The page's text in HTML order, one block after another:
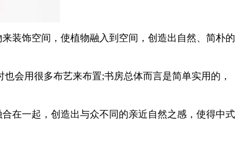
装饰空间，使植物融入到空间，创造出自然、简朴的
会用很多布艺来布置;书房总体而言是简单实用的，
在一起，创造出与众不同的亲近自然之感，使得中式